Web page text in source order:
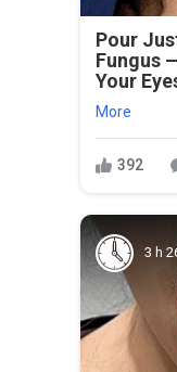
Pour
Fungus
Your
More
392
3 h